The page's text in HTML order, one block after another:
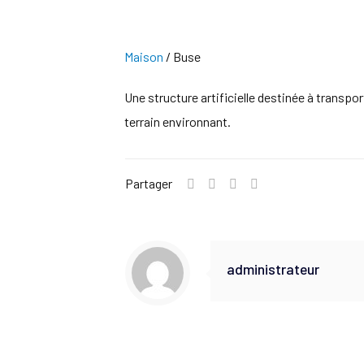
Maison / Buse
Une structure artificielle destinée à
terrain environnant.
Partager
administrateur